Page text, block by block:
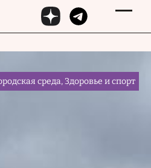
среда, Здоровье и спорт